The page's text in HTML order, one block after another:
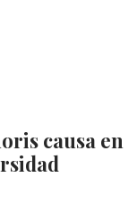
causa en